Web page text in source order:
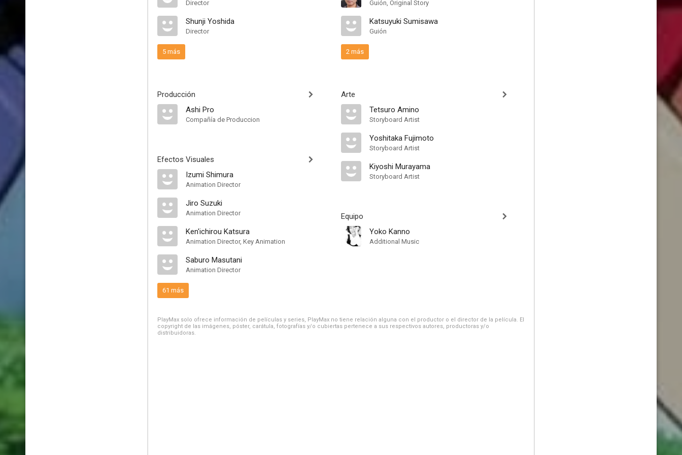
Director
Shunji Yoshida
Director
5 más
Producción
Ashi Pro
Compañía de Produccion
Efectos Visuales
Izumi Shimura
Animation Director
Jiro Suzuki
Animation Director
Ken'ichirou Katsura
Animation Director, Key Animation
Saburo Masutani
Animation Director
61 más
Guión, Original Story
Katsuyuki Sumisawa
Guión
2 más
Arte
Tetsuro Amino
Storyboard Artist
Yoshitaka Fujimoto
Storyboard Artist
Kiyoshi Murayama
Storyboard Artist
Equipo
Yoko Kanno
Additional Music
PlayMax solo ofrece información de películas y series, PlayMax no tiene relación alguna con el productor o el director de la película. El
copyright de las imágenes, póster, carátula, fotografías y/o cubiertas pertenece a sus respectivos autores, productoras y/o
distribuidoras.